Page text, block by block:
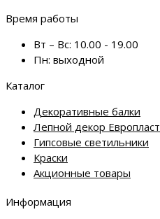
Время работы
Вт – Вс: 10.00 - 19.00
Пн: выходной
Каталог
Декоративные балки
Лепной декор Европласт
Гипсовые светильники
Краски
Акционные товары
Информация